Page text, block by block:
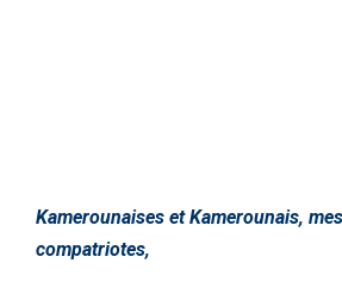
Kamerounaises et Kamerounais,
compatriotes,